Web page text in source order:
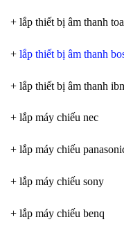
+ lắp thiết bị âm thanh toa
+ lắp thiết bị âm thanh
+ lắp thiết bị âm thanh
+ lắp máy chiếu nec
+ lắp máy chiếu
+ lắp máy chiếu sony
+ lắp máy chiếu benq